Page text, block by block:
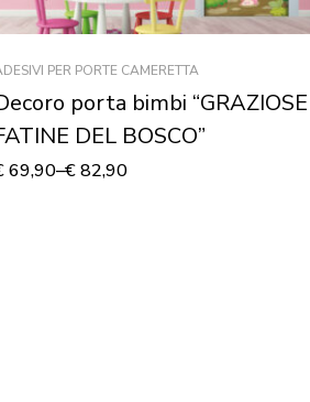
PER PORTE CAMERETTA
porta bimbi “GRAZIOSE
DEL BOSCO”
69,90–€82,90